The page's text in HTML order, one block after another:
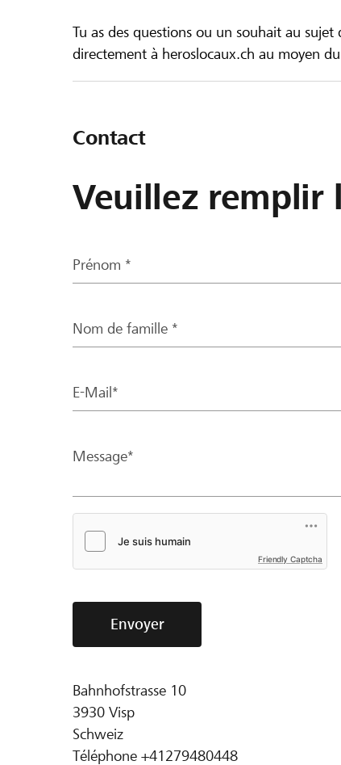
Tu as des questions ou un souhait au
directement à heroslocaux.ch au moyen
Contact
Veuillez remplir
Prénom *
Nom de famille *
E-Mail*
Message*
Friendly Captcha
Envoyer
Bahnhofstrasse 10
3930 Visp
Schweiz
Téléphone +41279480448